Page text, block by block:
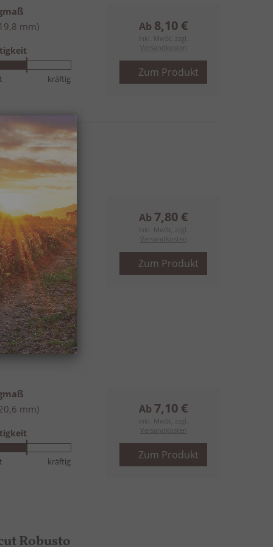
mm)
kräftig
Ab 8,10 €
inkl. MwSt, zzgl.
Versandkosten
Zum Produkt
mm)
kräftig
Ab 7,80 €
inkl. MwSt, zzgl.
Versandkosten
Zum Produkt
mm)
kräftig
Ab 7,10 €
inkl. MwSt, zzgl.
Versandkosten
Zum Produkt
Robusto